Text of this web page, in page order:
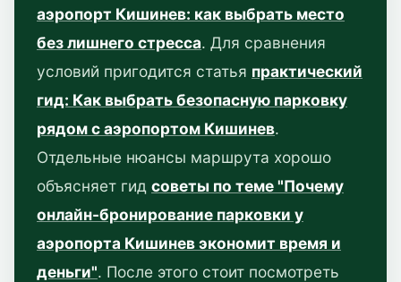
аэропорт Кишинев: как выбрать место
без лишнего стресса. Для сравнения
условий пригодится статья практический
гид: Как выбрать безопасную парковку
рядом с аэропортом Кишинев.
Отдельные нюансы маршрута хорошо
объясняет гид советы по теме "Почему
онлайн-бронирование парковки у
аэропорта Кишинев экономит время и
деньги". После этого стоит посмотреть